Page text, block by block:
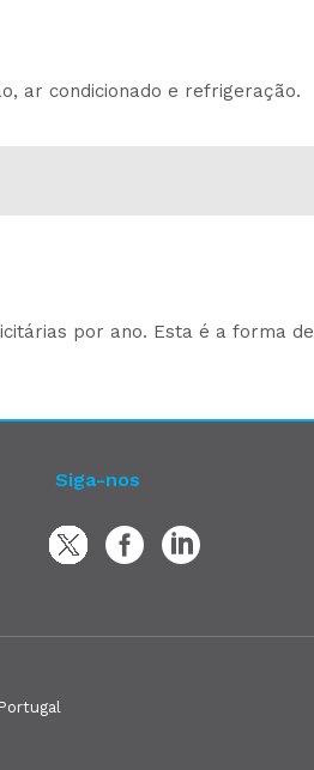
ar condicionado e refrigeração.
por ano. Esta é a forma de
Siga-nos